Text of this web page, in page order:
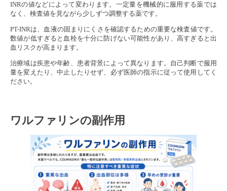
INRの値などによって変わります。一定量を機械的に服用する薬では
なく、検査値を見ながら少しずつ調整する薬です。
PT-INRは、血液の固まりにくさを確認するための重要な検査値です。
数値が低すぎると血栓を十分に防げない可能性があり、高すぎると出
血リスクが高まります。
治療域は疾患や年齢、患者背景によって異なります。自己判断で服用
量を変えたり、中止したりせず、必ず医師の指示に従って使用してく
ださい。
ワルファリンの副作用